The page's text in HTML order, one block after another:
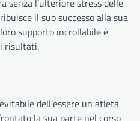
il suo successo alla sua
supporto incrollabile è
risultati.
dell’essere un atleta